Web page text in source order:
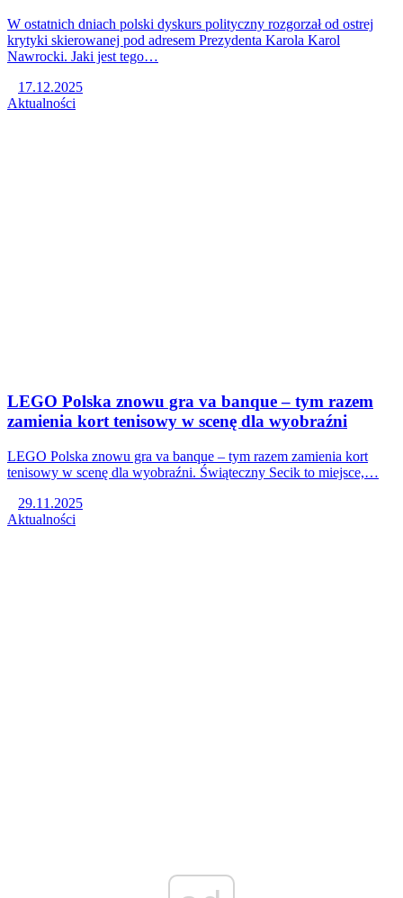
W ostatnich dniach polski dyskurs polityczny rozgorzał od ostrej
krytyki skierowanej pod adresem Prezydenta Karola Karol
Nawrocki. Jaki jest tego…
17.12.2025
Aktualności
LEGO Polska znowu gra va banque – tym razem
zamienia kort tenisowy w scenę dla wyobraźni
LEGO Polska znowu gra va banque – tym razem zamienia kort
tenisowy w scenę dla wyobraźni. Świąteczny Secik to miejsce,…
29.11.2025
Aktualności